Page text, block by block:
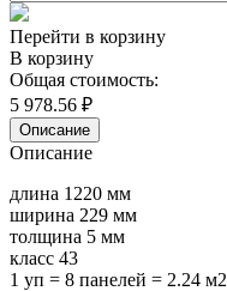
Перейти в корзину
В корзину
Общая стоимость:
5 978.56 ₽
Описание
Описание
длина 1220 мм
ширина 229 мм
толщина 5 мм
класс 43
1 уп = 8 панелей = 2.24 м2